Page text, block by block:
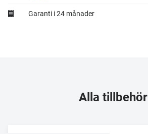
Garanti i 24 månader
Alla tillbehör